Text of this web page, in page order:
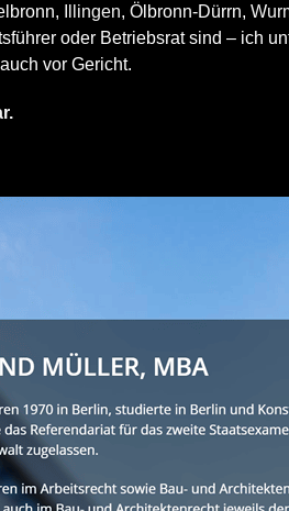
Illingen, Ölbronn-Dürrn,
oder Betriebsrat sind – ich
vor Gericht.